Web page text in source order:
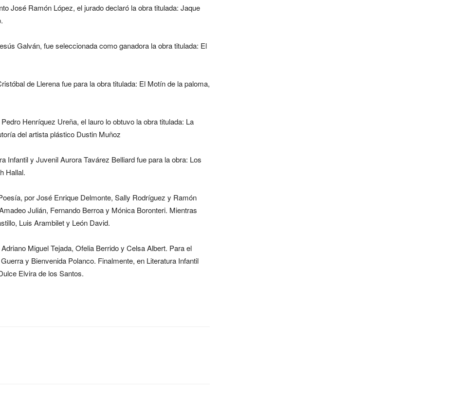
José Ramón López, el jurado declaró la obra titulada: Jaque
Galván, fue seleccionada como ganadora la obra titulada: El
de Llerena fue para la obra titulada: El Motín de la paloma,
Henríquez Ureña, el lauro lo obtuvo la obra titulada: La
del artista plástico Dustin Muñoz
Infantil y Juvenil Aurora Tavárez Belliard fue para la obra: Los
Hallal.
por José Enrique Delmonte, Sally Rodríguez y Ramón
Julián, Fernando Berroa y Mónica Boronteri. Mientras
Luis Arambilet y León David.
Miguel Tejada, Ofelia Berrido y Celsa Albert. Para el
y Bienvenida Polanco. Finalmente, en Literatura Infantil
Elvira de los Santos.